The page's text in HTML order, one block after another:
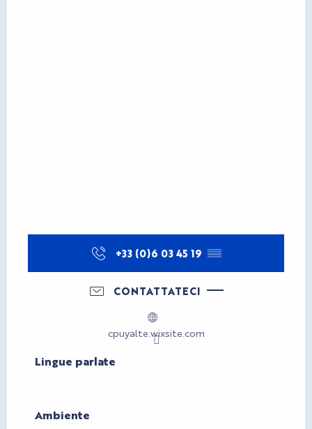
+33 (0)6 03 45 19 ▒▒
CONTATTATECI
cpuyalte.wixsite.com
Lingue parlate
Lingue parlate
Ambiente
Ambiente